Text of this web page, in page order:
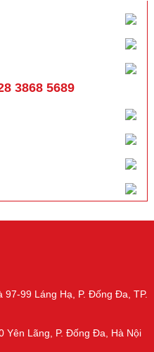
3868 5689
99 Láng Hạ, P. Đống Đa, TP.
Yên Lãng, P. Đống Đa, Hà Nội